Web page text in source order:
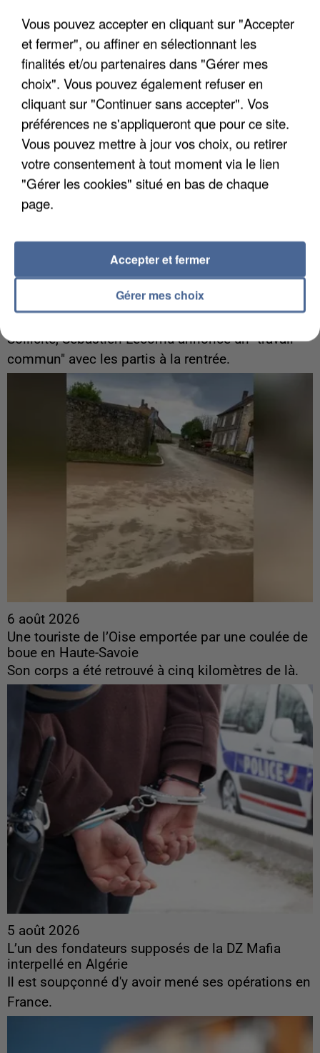
quelques jours plus tôt.
Gabriel Attal et Raphaël Glucksmann visés par des
Sollicité, Sébastien Lecornu annonce un "travail
commun" avec les partis à la rentrée.
6 août 2026
Une touriste de l’Oise emportée par une coulée de
boue en Haute-Savoie
Son corps a été retrouvé à cinq kilomètres de là.
5 août 2026
L’un des fondateurs supposés de la DZ Mafia
interpellé en Algérie
Il est soupçonné d'y avoir mené ses opérations en
France.
Vous pouvez accepter en cliquant sur "Accepter
et fermer", ou affiner en sélectionnant les
finalités et/ou partenaires dans "Gérer mes
choix". Vous pouvez également refuser en
cliquant sur "Continuer sans accepter". Vos
préférences ne s'appliqueront que pour ce site.
Vous pouvez mettre à jour vos choix, ou retirer
votre consentement à tout moment via le lien
"Gérer les cookies" situé en bas de chaque
page.
Gérer mes choix
Accepter et fermer